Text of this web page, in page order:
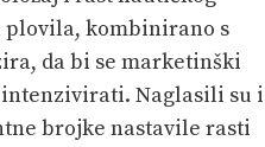
plovila, kombinirano s
da bi se marketinški
Naglasili su i
brojke nastavile rasti